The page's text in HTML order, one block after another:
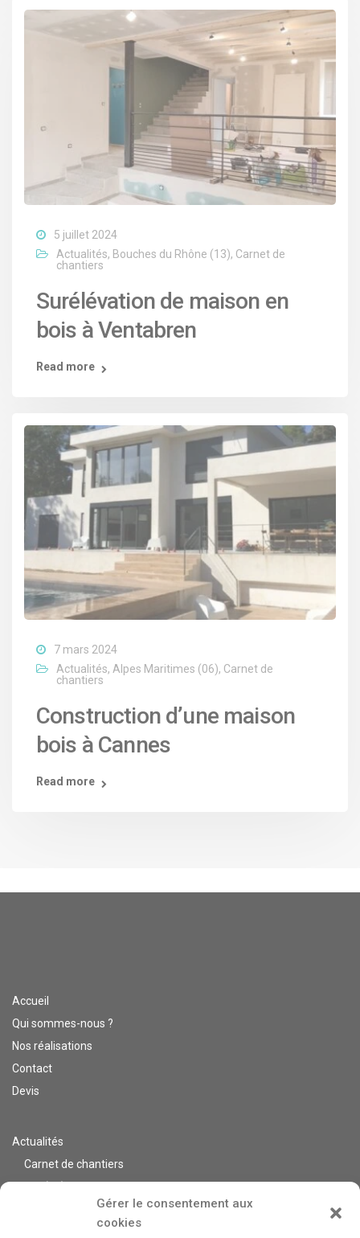
Gérer le consentement aux
cookies
5 juillet 2024
Actualités, Bouches du Rhône (13), Carnet de
chantiers
Surélévation de maison en
bois à Ventabren
Read more
7 mars 2024
Actualités, Alpes Maritimes (06), Carnet de
chantiers
Construction d’une maison
bois à Cannes
Read more
Accueil
Qui sommes-nous ?
Nos réalisations
Contact
Devis
Actualités
Carnet de chantiers
Alpes Maritimes (06)